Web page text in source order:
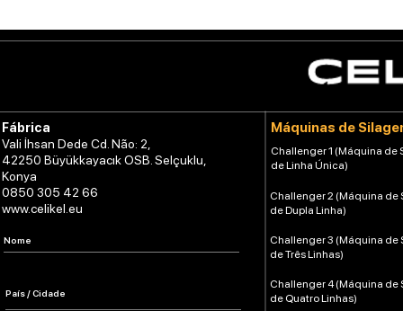
Fábrica
Vali İhsan Dede Cd. Não: 2,
42250 Büyükkayacık OSB. Selçuklu,
Konya
0850 305 42 66
www.celikel.eu
Máquinas de
Challenger 1 (Máquina de
de Linha Única)
Challenger 2 (Máquina de
de Dupla Linha)
Challenger 4 (Máquina de
de Quatro Linhas)
Challenger 3 (Máquina de
de Três Linhas)